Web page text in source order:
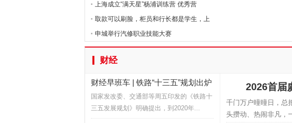
上海成立“满天星”杨浦训练营 优秀营
取款可以刷脸，柜员和行长都是学生，上
申城举行汽修职业技能大赛
财经
财经早班车 | 铁路“十三五”规划出炉
国家发改委、交通部等周五印发的《铁路十
三五发展规划》明确提出，到2020年...
2026首届
千门万户曈曈日，总
头攒动、热闹非凡，